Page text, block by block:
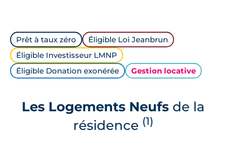
Prêt à taux zéro
Éligible Loi Jeanbrun
Éligible Investisseur LMNP
Éligible Donation exonérée
Gestion locative
Les Logements Neufsde la
résidence (1)